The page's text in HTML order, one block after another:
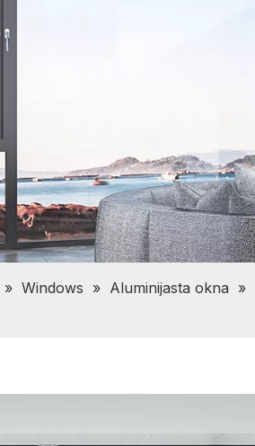
» Windows » Aluminijasta okna »